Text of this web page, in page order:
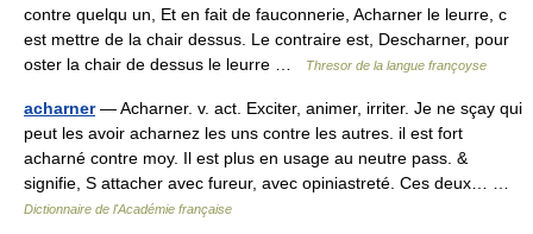
contre quelqu un, Et en fait de fauconnerie, Acharner le leurre, c
est mettre de la chair dessus. Le contraire est, Descharner, pour
oster la chair de dessus le leurre …
Thresor de la langue françoyse
acharner— Acharner. v. act. Exciter, animer, irriter. Je ne sçay qui
peut les avoir acharnez les uns contre les autres. il est fort
acharné contre moy. Il est plus en usage au neutre pass. &
signifie, S attacher avec fureur, avec opiniastreté. Ces deux… …
Dictionnaire de l'Académie française